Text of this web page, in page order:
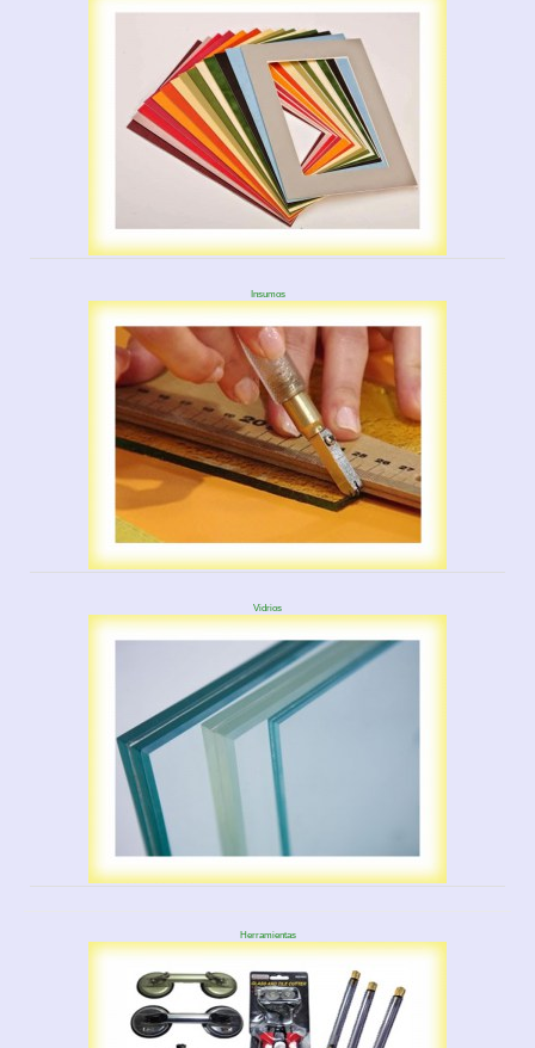
Insumos
Vidrios
Herramientas